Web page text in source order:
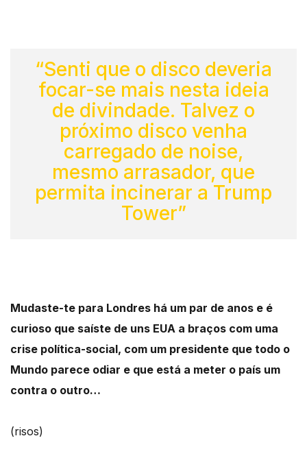
“Senti que o disco deveria
focar-se mais nesta ideia
de divindade. Talvez o
próximo disco venha
carregado de noise,
mesmo arrasador, que
permita incinerar a Trump
Tower”
Mudaste-te para Londres há um par de anos e é
curioso que saíste de uns EUA a braços com uma
crise política-social, com um presidente que todo o
Mundo parece odiar e que está a meter o país um
contra o outro…
(risos)